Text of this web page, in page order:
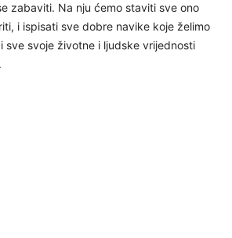
zabaviti. Na nju ćemo staviti sve ono
i ispisati sve dobre navike koje želimo
sve svoje životne i ljudske vrijednosti